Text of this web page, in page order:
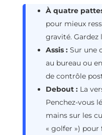
À quatre
pour mieux
gravité. Gardez
Assis : Sur une
au bureau ou
de contrôle
Debout : La
Penchez-vous
mains sur les
« golfer ») pour